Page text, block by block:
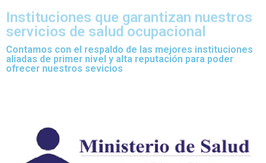
Instituciones que garantizan nuestros
servicios de salud ocupacional
Contamos con el respaldo de las mejores instituciones
aliadas de primer nivel y alta reputación para poder
ofrecer nuestros sevicios